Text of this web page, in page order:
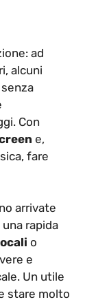
ad
alcuni
Con
e,
fare
arrivate
rapida
o
e
Un utile
stare molto